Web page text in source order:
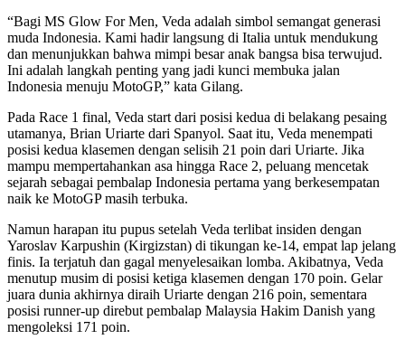
“Bagi MS Glow For Men, Veda adalah simbol semangat generasi
muda Indonesia. Kami hadir langsung di Italia untuk mendukung
dan menunjukkan bahwa mimpi besar anak bangsa bisa terwujud.
Ini adalah langkah penting yang jadi kunci membuka jalan
Indonesia menuju MotoGP,” kata Gilang.
Pada Race 1 final, Veda start dari posisi kedua di belakang pesaing
utamanya, Brian Uriarte dari Spanyol. Saat itu, Veda menempati
posisi kedua klasemen dengan selisih 21 poin dari Uriarte. Jika
mampu mempertahankan asa hingga Race 2, peluang mencetak
sejarah sebagai pembalap Indonesia pertama yang berkesempatan
naik ke MotoGP masih terbuka.
Namun harapan itu pupus setelah Veda terlibat insiden dengan
Yaroslav Karpushin (Kirgizstan) di tikungan ke-14, empat lap jelang
finis. Ia terjatuh dan gagal menyelesaikan lomba. Akibatnya, Veda
menutup musim di posisi ketiga klasemen dengan 170 poin. Gelar
juara dunia akhirnya diraih Uriarte dengan 216 poin, sementara
posisi runner-up direbut pembalap Malaysia Hakim Danish yang
mengoleksi 171 poin.